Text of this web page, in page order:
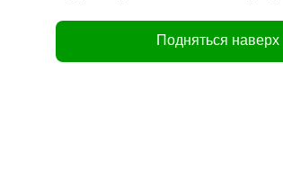
Подняться наверх